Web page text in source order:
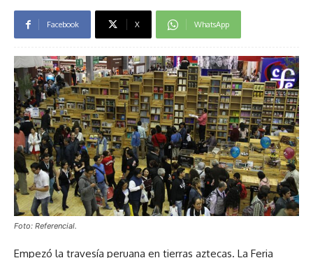
Facebook X WhatsApp
Foto: Referencial.
Empezó la travesía peruana en tierras aztecas. La Feria